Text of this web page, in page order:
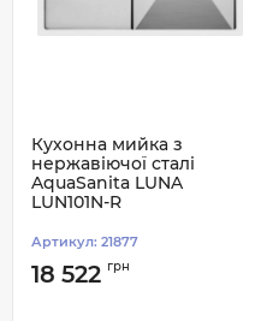
Кухонна мийка з
нержавіючої сталі
AquaSanita LUNA
LUN101N-R
Артикул: 21877
18 522 грн